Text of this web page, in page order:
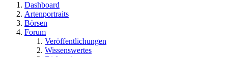
Dashboard
Artenportraits
Börsen
Forum
Veröffentlichungen
Wissenswertes